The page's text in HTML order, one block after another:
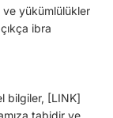
yükümlülükler
ibra
bilgiler, [LINK]